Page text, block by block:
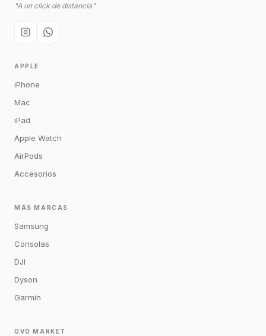
"A un click de distancia"
APPLE
iPhone
Mac
iPad
Apple Watch
AirPods
Accesorios
MÁS MARCAS
Samsung
Consolas
DJI
Dyson
Garmin
OVO MARKET